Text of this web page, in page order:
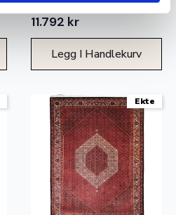
11.792 kr
Legg I Handlekurv
Ekte